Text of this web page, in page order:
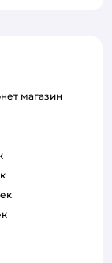
магазин